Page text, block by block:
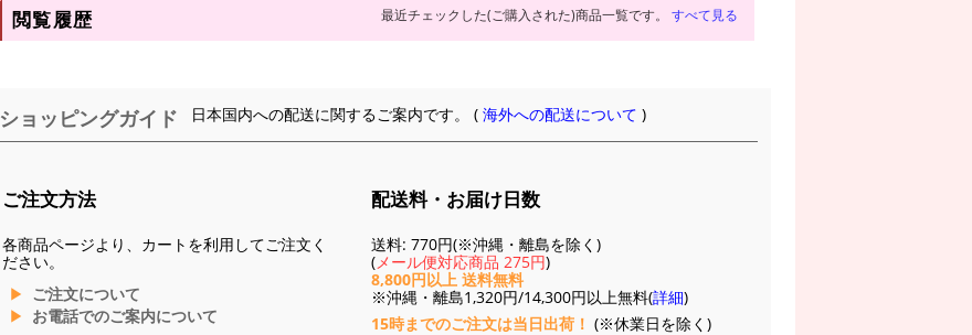
閲覧履歴 最近チェックした(ご購入された)商品一覧です。 すべて見る
ショッピングガイド 日本国内への配送に関するご案内です。 (海外への配送について )
ご注文方法
各商品ページより、カートを利用してご注文く
ださい。
ご注文について
お電話でのご案内について
配送料・お届け日数
送料: 770円(※沖縄・離島を除く)
(メール便対応商品 275円)
8,800円以上 送料無料
※沖縄・離島1,320円/14,300円以上無料(詳細)
15時までのご注文は当日出荷！ (※休業日を除く)